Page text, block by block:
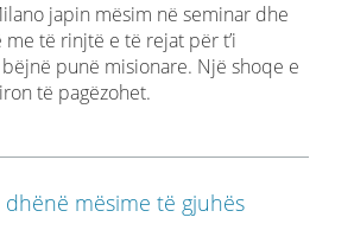
japin mësim në seminar dhe
të rinjtë e të rejat për t’i
punë misionare. Një shoqe e
të pagëzohet.